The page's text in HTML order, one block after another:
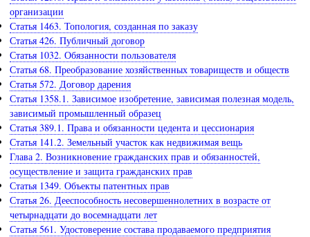
организации
Статья 1463. Топология, созданная по заказу
Статья 426. Публичный договор
Статья 1032. Обязанности пользователя
Статья 68. Преобразование хозяйственных товариществ и обществ
Статья 572. Договор дарения
Статья 1358.1. Зависимое изобретение, зависимая полезная модель,
зависимый промышленный образец
Статья 389.1. Права и обязанности цедента и цессионария
Статья 141.2. Земельный участок как недвижимая вещь
Глава 2. Возникновение гражданских прав и обязанностей,
осуществление и защита гражданских прав
Статья 1349. Объекты патентных прав
Статья 26. Дееспособность несовершеннолетних в возрасте от
четырнадцати до восемнадцати лет
Статья 561. Удостоверение состава продаваемого предприятия